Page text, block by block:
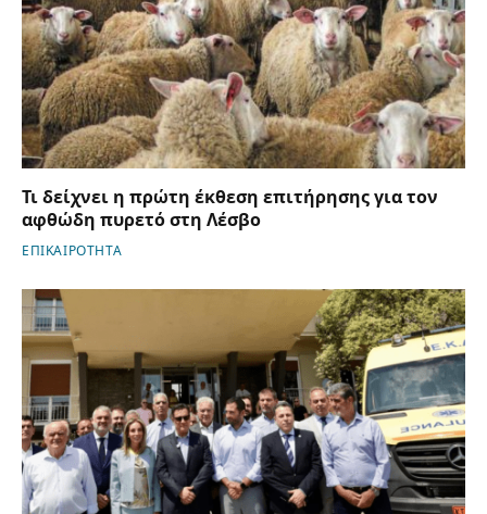
Τι δείχνει η πρώτη έκθεση επιτήρησης για τον
αφθώδη πυρετό στη Λέσβο
ΕΠΙΚΑΙΡΟΤΗΤΑ